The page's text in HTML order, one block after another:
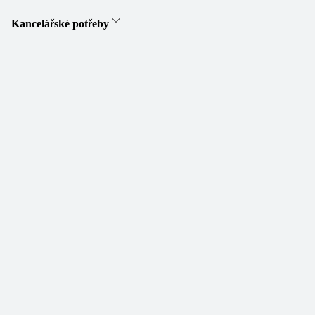
Kancelářské potřeby